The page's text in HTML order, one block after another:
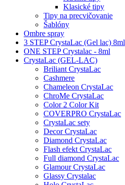
Klasické tipy
Tipy na precvičovanie
Šablóny
Ombre spray
3 STEP CrystaLac (Gel lac) 8ml
ONE STEP Crystalac - 8ml
CrystaLac (GEL-LAC)
Briliant CrystaLac
Cashmere
Chameleon CrystaLac
ChroMe CrystaLac
Color 2 Color Kit
COVERPRO CrystaLac
CrystaLac sety
Decor CrystaLac
Diamond CrystaLac
Flash efekt CrystaLac
Full diamond CrystaLac
Glamour CrystaLac
Glassy Crystalac